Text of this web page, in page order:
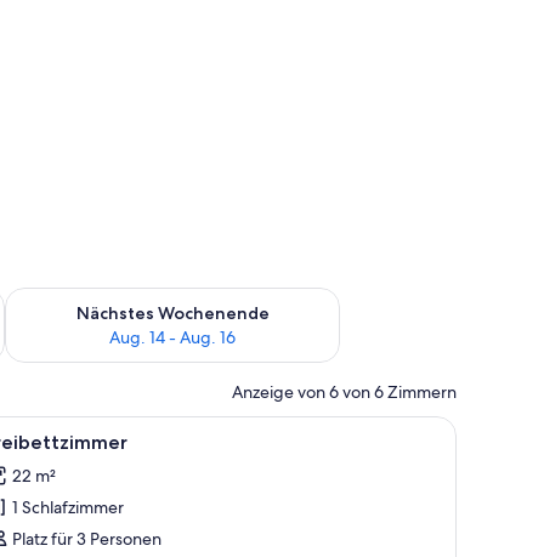
Aug. 7 - Aug. 9.
Nächstes Wochenende
Aug. 14 - Aug. 16
Überprüfe die Verfügbarkeit für nächstes Wochenende, Aug.
Anzeige von 6 von 6 Zimmern
und einem Teppich. Ein Hotelzimmer mit zwei Betten, einem
7
22 m²
1 Schlafzimmer
Platz für 3 Personen